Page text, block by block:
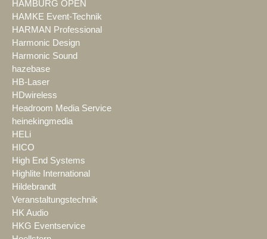
HAMBURG OPEN
HAMKE Event-Technik
HARMAN Professional
Harmonic Design
Harmonic Sound
hazebase
HB-Laser
HDwireless
Headroom Media Service
heinekingmedia
HELi
HICO
High End Systems
Highlite International
Hildebrandt
Veranstaltungstechnik
HK Audio
HKG Eventservice